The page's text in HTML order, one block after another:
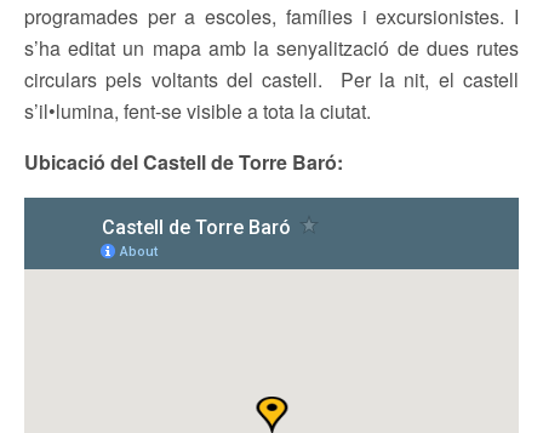
programades per a escoles, famílies i excursionistes. I
s’ha editat un mapa amb la senyalització de dues rutes
circulars pels voltants del castell. Per la nit, el castell
s’il•lumina, fent-se visible a tota la ciutat.
Ubicació del Castell de Torre Baró: